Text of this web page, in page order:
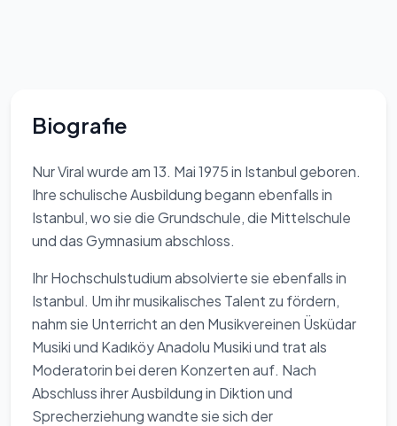
Biografie
Nur Viral wurde am 13. Mai 1975 in Istanbul geboren.
Ihre schulische Ausbildung begann ebenfalls in
Istanbul, wo sie die Grundschule, die Mittelschule
und das Gymnasium abschloss.
Ihr Hochschulstudium absolvierte sie ebenfalls in
Istanbul. Um ihr musikalisches Talent zu fördern,
nahm sie Unterricht an den Musikvereinen Üsküdar
Musiki und Kadıköy Anadolu Musiki und trat als
Moderatorin bei deren Konzerten auf. Nach
Abschluss ihrer Ausbildung in Diktion und
Sprecherziehung wandte sie sich der